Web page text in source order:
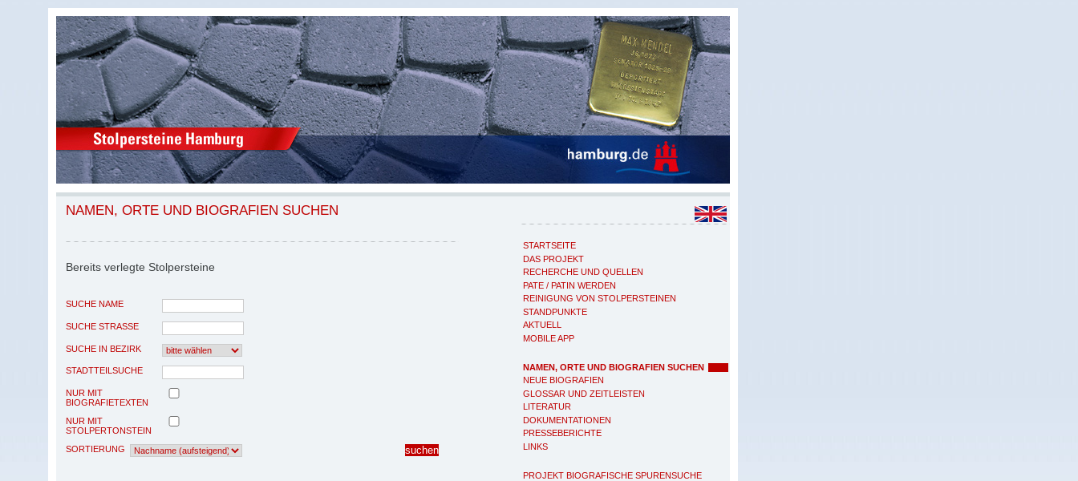
STARTSEITE
DAS PROJEKT
RECHERCHE UND QUELLEN
PATE / PATIN WERDEN
REINIGUNG VON STOLPERSTEINEN
STANDPUNKTE
AKTUELL
MOBILE APP
NAMEN, ORTE UND BIOGRAFIEN SUCHEN
NEUE BIOGRAFIEN
GLOSSAR UND ZEITLEISTEN
LITERATUR
DOKUMENTATIONEN
PRESSEBERICHTE
LINKS
PROJEKT BIOGRAFISCHE SPURENSUCHE
NAMEN, ORTE UND BIOGRAFIEN SUCHEN
Bereits verlegte Stolpersteine
SUCHE NAME
SUCHE STRASSE
SUCHE IN BEZIRK
STADTTEILSUCHE
NUR MIT
BIOGRAFIETEXTEN
NUR MIT
STOLPERTONSTEIN
SORTIERUNG